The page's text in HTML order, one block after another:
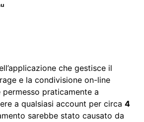
che gestisce il
e la condivisione on-line
permesso praticamente a
a qualsiasi account per circa 4
sarebbe stato causato da